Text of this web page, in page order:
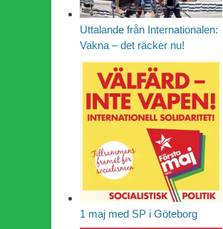
Uttalande från Internationalen:
Vakna – det räcker nu!
1 maj med SP i Göteborg